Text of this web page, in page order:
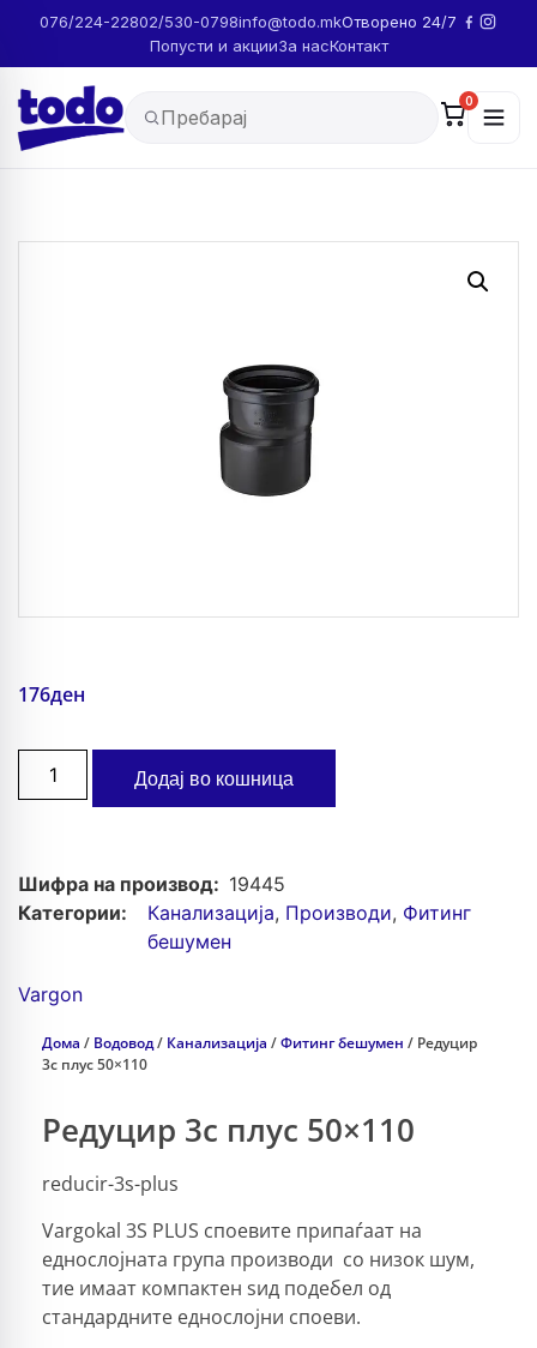
076/224-22802/530-0798info@todo.mkОтворено 24/7
Попусти и акцииЗа насКонтакт
0
176ден
Додај во кошница
Шифра на производ: 19445
Категории:
Канализација, Производи, Фитинг
бешумен
Vargon
Дома / Водовод/ Канализација /Фитинг бешумен / Редуцир
3с плус 50×110
Редуцир 3с плус 50×110
reducir-3s-plus
Vargokal 3S PLUS споевите припаѓаат на
еднослојната група производи со низок шум,
тие имаат компактен ѕид подебел од
стандардните еднослојни споеви.